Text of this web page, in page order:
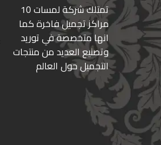
ﺗﻤﺘﻠﻚ ﺷﺮﻛﺔ ﻟﻤﺴﺎت 10
ﻣﺮاﻛﺰ ﺗﺠﻤﻴﻞ ﻓﺎﺧﺮة كما
انها ﻣﺘﺨﺼﺼﺔ ﻓﻲ ﺗﻮرﻳﺪ
وﺗﺼﻨﻴﻊ اﻟﻌﺪﻳﺪ ﻣﻦ ﻣﻨﺘﺠﺎت
اﻟﺘﺠﻤﻴﻞ ﺣﻮل اﻟﻌﺎﻟﻢ